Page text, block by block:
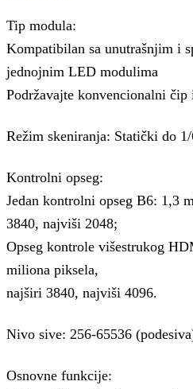
Tip modula:
Kompatibilan sa unutrašnjim i
jednojnim LED modulima
Podržavajte konvencionalni
Režim skeniranja: Statički do
Kontrolni opseg:
Jedan kontrolni opseg B6: 1,3
3840, najviši 2048;
Opseg kontrole višestrukog
miliona piksela,
najširi 3840, najviši 4096.
Nivo sive: 256-65536
Osnovne funkcije: